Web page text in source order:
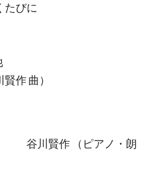
たびに
作 曲）
谷川賢作 （ピアノ・朗